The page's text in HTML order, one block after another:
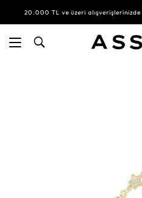
20.000 TL ve üzeri alışverişlerinizde